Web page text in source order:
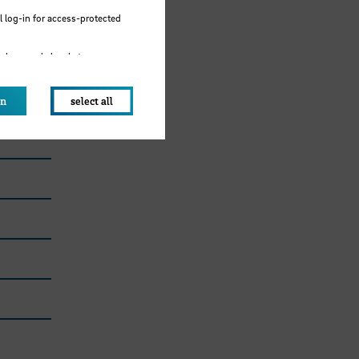
log-in for access-protected
local storage.
select all